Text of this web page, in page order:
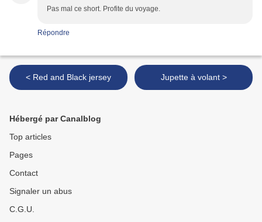
Pas mal ce short. Profite du voyage.
Répondre
< Red and Black jersey Jupette à volant >
Hébergé par Canalblog
Top articles
Pages
Contact
Signaler un abus
C.G.U.